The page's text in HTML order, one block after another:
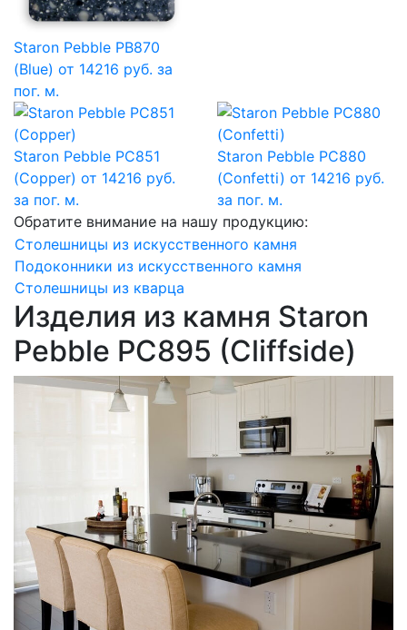
Staron Pebble PB870
(Blue) от 14216 руб. за
пог. м.
Staron Pebble PC851
(Copper) от 14216 руб.
за пог. м.
Staron Pebble PC880
(Confetti) от 14216 руб.
за пог. м.
Обратите внимание на нашу продукцию:
Столешницы из искусственного камня
Подоконники из искусственного камня
Столешницы из кварца
Изделия из камня Staron
Pebble PC895 (Cliffside)